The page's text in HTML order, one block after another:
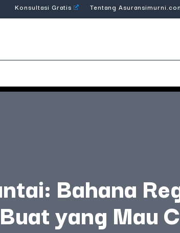
Konsultasi Gratis Tentang
Bahana
yang Mau